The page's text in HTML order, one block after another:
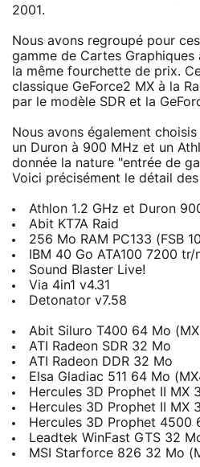
2001.
Nous avons regroupé pour
gamme de Cartes
la même fourchette de prix.
classique GeForce2 MX à la
par le modèle SDR et la
Nous avons également
un Duron à 900 MHz et un
donnée la nature "entrée de
Voici précisément le détail
Athlon 1.2 GHz et Duron
Abit KT7A Raid
256 Mo RAM PC133 (FSB
IBM 40 Go ATA100 7200 tr/
Sound Blaster Live!
Via 4in1 v4.31
Detonator v7.58
Abit Siluro T400 64 Mo
ATI Radeon SDR 32 Mo
ATI Radeon DDR 32 Mo
Elsa Gladiac 511 64 Mo
Hercules 3D Prophet II MX
Hercules 3D Prophet II MX
Hercules 3D Prophet 4500
Leadtek WinFast GTS 32
MSI Starforce 826 32 Mo